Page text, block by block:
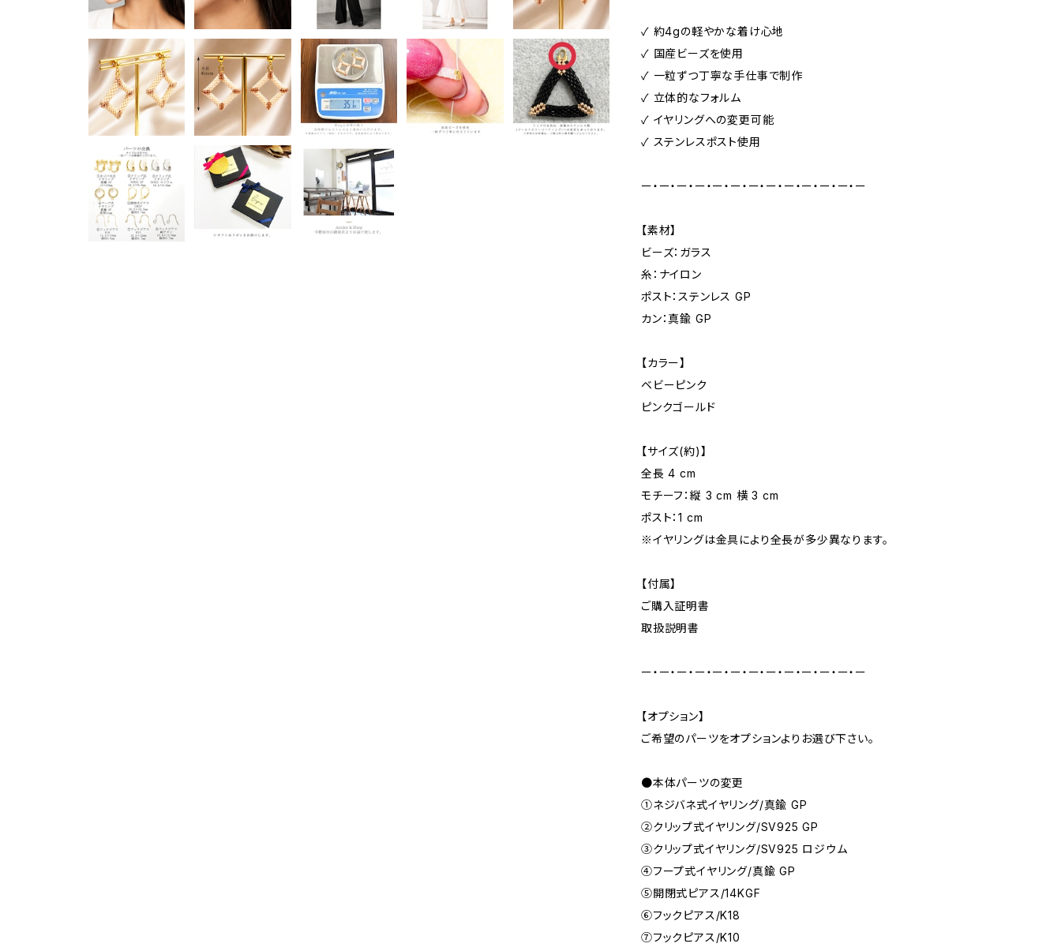
✓ 約4gの軽やかな着け心地
✓ 国産ビーズを使用
✓ 一粒ずつ丁寧な手仕事で制作
✓ 立体的なフォルム
✓ イヤリングへの変更可能
✓ ステンレスポスト使用
ー・ー・ー・ー・ー・ー・ー・ー・ー・ー・ー・ー・ー
【素材】
ビーズ：ガラス
糸：ナイロン
ポスト：ステンレス GP
カン：真鍮 GP
【カラー】
ベビーピンク
ピンクゴールド
【サイズ(約)】
全長 4 cm
モチーフ：縦 3 cm 横 3 cm
ポスト：1 cm
※イヤリングは金具により全長が多少異なります。
【付属】
ご購入証明書
取扱説明書
ー・ー・ー・ー・ー・ー・ー・ー・ー・ー・ー・ー・ー
【オプション】
ご希望のパーツをオプションよりお選び下さい。
●本体パーツの変更
①ネジバネ式イヤリング/真鍮 GP
②クリップ式イヤリング/SV925 GP
③クリップ式イヤリング/SV925 ロジウム
④フープ式イヤリング/真鍮 GP
⑤開閉式ピアス/14KGF
⑥フックピアス/K18
⑦フックピアス/K10